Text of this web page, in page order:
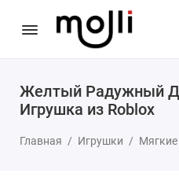
Желтый Радужный
Игрушка из Roblox
Главная Игрушки